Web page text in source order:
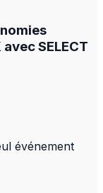
SELECT
événement